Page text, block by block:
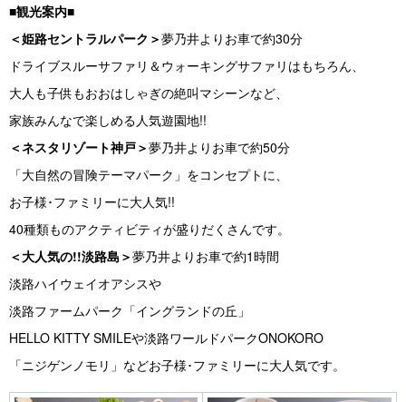
■観光案内■
＜姫路セントラルパーク＞夢乃井よりお車で約30分
ドライブスルーサファリ＆ウォーキングサファリはもちろん、
大人も子供もおおはしゃぎの絶叫マシーンなど、
家族みんなで楽しめる人気遊園地!!
＜ネスタリゾート神戸＞夢乃井よりお車で約50分
「大自然の冒険テーマパーク」をコンセプトに、
お子様･ファミリーに大人気!!
40種類ものアクティビティが盛りだくさんです。
＜大人気の!!淡路島＞夢乃井よりお車で約1時間
淡路ハイウェイオアシスや
淡路ファームパーク「イングランドの丘」
HELLO KITTY SMILEや淡路ワールドパークONOKORO
「ニジゲンノモリ」などお子様･ファミリーに大人気です。